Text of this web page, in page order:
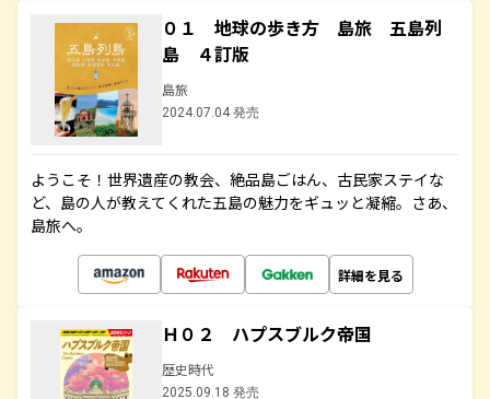
０１ 地球の歩き方 島旅 五島列
島 ４訂版
島旅
2024.07.04 発売
ようこそ！世界遺産の教会、絶品島ごはん、古民家ステイな
ど、島の人が教えてくれた五島の魅力をギュッと凝縮。さあ、
島旅へ。
詳細を見る
Ｈ０２ ハプスブルク帝国
歴史時代
2025.09.18 発売